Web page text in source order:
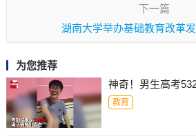
下一篇
湖南大学举办基础教育改革
为您推荐
神奇！男生高考
教育